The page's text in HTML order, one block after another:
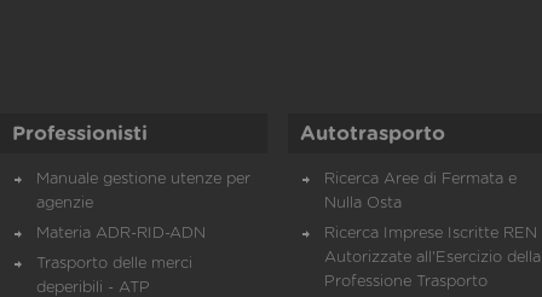
Professionisti
Manuale gestione utenze per
agenzie
Materia ADR-RID-ADN
Trasporto delle merci
deperibili - ATP
Autotrasporto
Ricerca Aree di Fermata e
Nulla Osta
Ricerca Imprese Iscritte REN
Autorizzate all'Esercizio della
Professione Trasporto